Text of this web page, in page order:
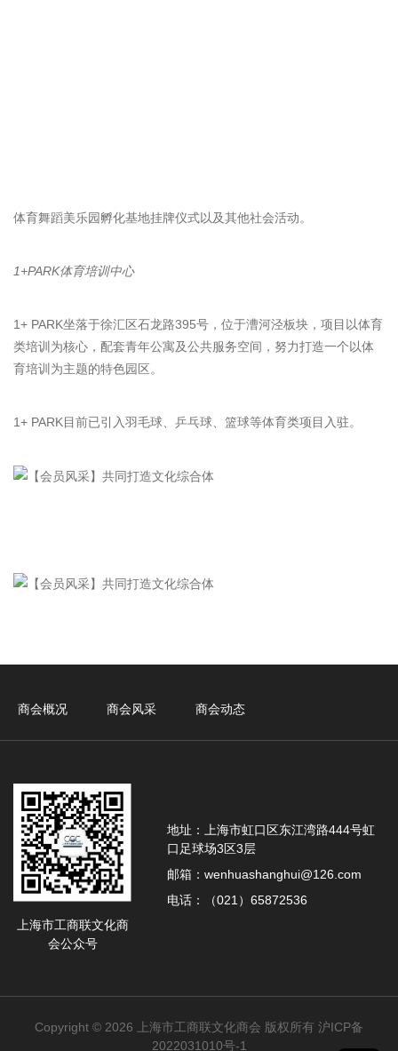
体育舞蹈美乐园孵化基地挂牌仪式以及其他社会活动。
1+PARK体育培训中心
1+ PARK坐落于徐汇区石龙路395号，位于漕河泾板块，项目以体育
类培训为核心，配套青年公寓及公共服务空间，努力打造一个以体
育培训为主题的特色园区。
1+ PARK目前已引入羽毛球、乒乓球、篮球等体育类项目入驻。
商会概况 商会风采 商会动态
上海市工商联文化商
会公众号
地址：上海市虹口区东江湾路444号虹
口足球场3区3层
邮箱：wenhuashanghui@126.com
电话：（021）65872536
Copyright © 2026 上海市工商联文化商会 版权所有 沪ICP备
2022031010号-1